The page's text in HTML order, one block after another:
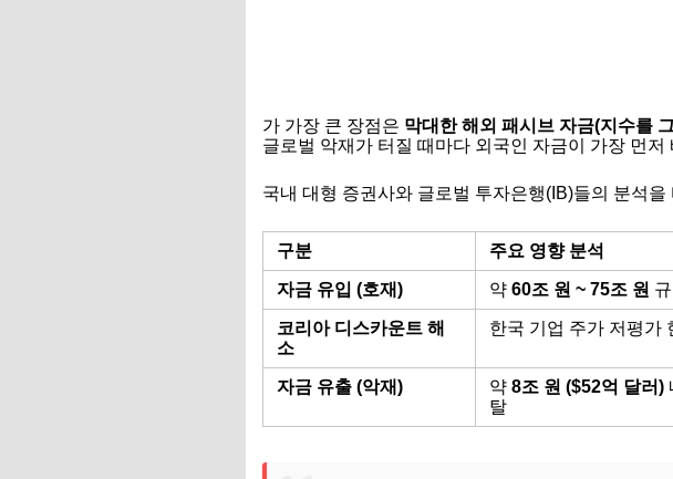
가 가장 큰 장점은 막대한 해외 패시브 자금(지수를
글로벌 악재가 터질 때마다 외국인 자금이 가장 먼
국내 대형 증권사와 글로벌 투자은행(IB)들의 분석
구분 주요 영향 분석
자금 유입 (호재) 약 60조 원 ~ 75조 원
코리아 디스카운트 해
소
한국 기업 주가 저평가
자금 유출 (악재) 약 8조 원 ($52억 달러)
탈